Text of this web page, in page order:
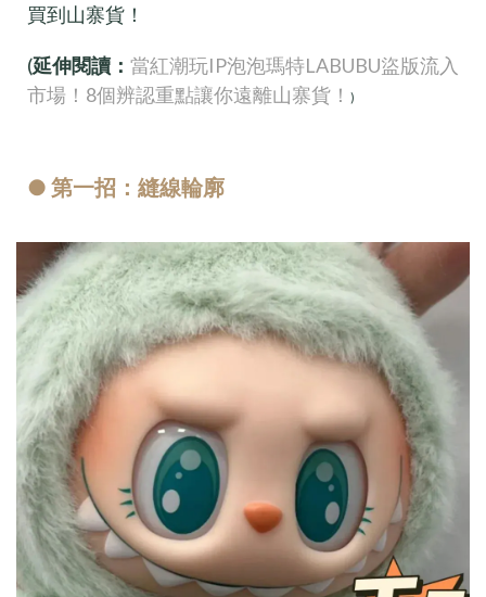
買到山寨貨！
(延伸閱讀： 當紅潮玩IP泡泡瑪特LABUBU盜版流入
市場！8個辨認重點讓你遠離山寨貨！
)
● 第一招：縫線輪廓